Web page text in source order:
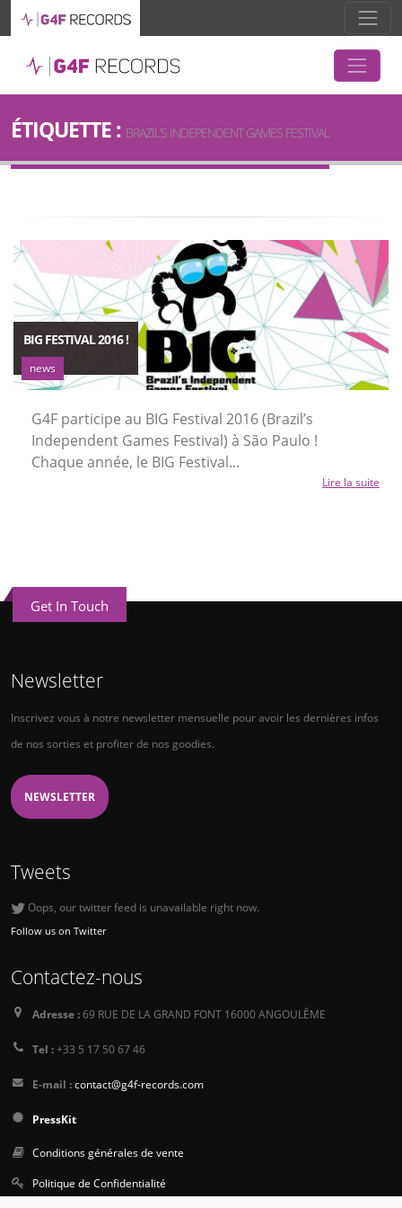
ÉTIQUETTE : BRAZIL’S INDEPENDENT GAMES FESTIVAL
BIG FESTIVAL 2016 !
news
G4F participe au BIG Festival 2016 (Brazil’s
Independent Games Festival) à São Paulo !
Chaque année, le BIG Festival...
Lire la suite
Get In Touch
Newsletter
Inscrivez vous à notre newsletter mensuelle pour avoir les dernières infos
de nos sorties et profiter de nos goodies.
NEWSLETTER
Tweets
Oops, our twitter feed is unavailable right now.
Follow us on Twitter
Contactez-nous
Adresse :69 RUE DE LA GRAND FONT 16000 ANGOULÊME
Tel :+33 5 17 50 67 46
E-mail :contact@g4f-records.com
PressKit
Conditions générales de vente
Politique de Confidentialité